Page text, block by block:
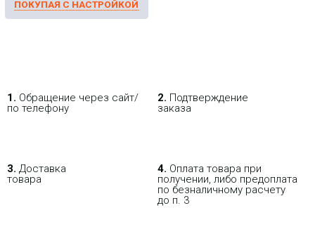
1. Обращение через сайт/
по телефону
2. Подтверждение
заказа
3. Доставка
товара
4. Оплата товара при
получении, либо предоплата
по безналичному расчету
до п. 3